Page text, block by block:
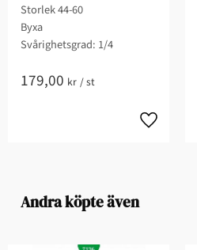
Storlek 44-60
Byxa
Svårighetsgrad: 1/4​
179,00 kr /st
Andra köpte även